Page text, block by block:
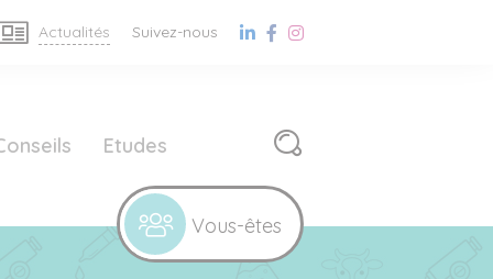
Actualités Suivez-nous
Etudes